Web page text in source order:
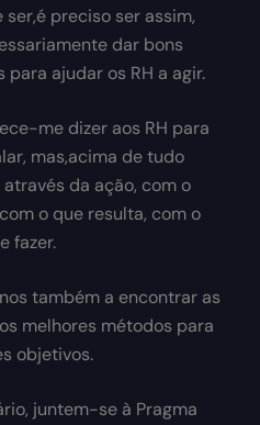
ser,é preciso ser assim,
dar bons
para ajudar os RH a agir.
me dizer aos RH para
mas,acima de tudo
da ação, com o
o que resulta, com o
fazer.
também a encontrar as
melhores métodos para
objetivos.
juntem-se à Pragma